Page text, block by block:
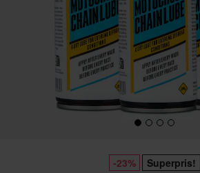
-23% Superpris!